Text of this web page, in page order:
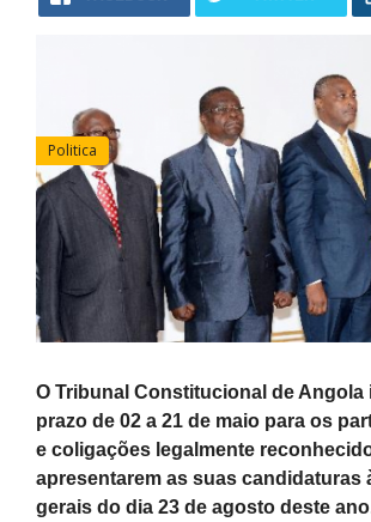
Politica
O Tribunal Constitucional de Angola
prazo de 02 a 21 de maio para os
e coligações legalmente
apresentarem as suas candidaturas
gerais do dia 23 de agosto deste